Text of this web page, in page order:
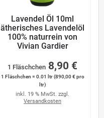
Lavendel Öl 10ml
ätherisches Lavendelöl
100% naturrein von
Vivian Gardier
1 Fläschchen 8,90 €
1 Fläschchen = 0.01 ltr (890,00 € pro
ltr)
inkl. 19 % MwSt. zzgl.
Versandkosten